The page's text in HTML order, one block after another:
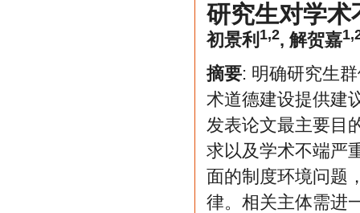
研究生对学术
初景利 1,2, 解贺嘉
摘要: 明确研究生
术道德建设提供建
发表论文最主要目
求以及学术不端严
面的制度环境问题
律。相关主体需进